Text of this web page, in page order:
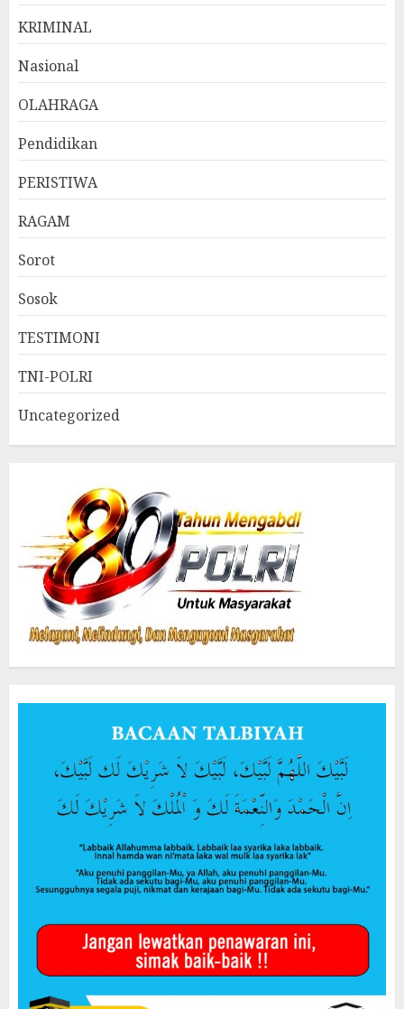
KRIMINAL
Nasional
OLAHRAGA
Pendidikan
PERISTIWA
RAGAM
Sorot
Sosok
TESTIMONI
TNI-POLRI
Uncategorized